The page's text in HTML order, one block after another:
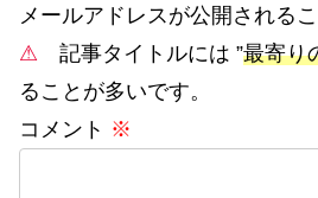
メールアドレスが公開される
⚠ 記事タイトルには ”最寄り
ることが多いです。
コメント ※